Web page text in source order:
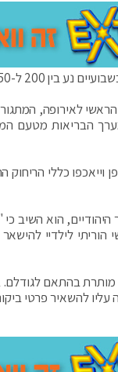
לאירופה,
הבריאות מטעם
וייאכפו כללי
היהודיים, הוא השיב
לילדיי
להשאיר פרטי